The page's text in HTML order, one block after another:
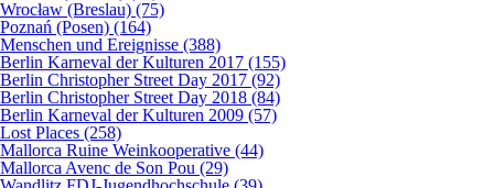
Wrocław (Breslau) (75)
Poznań (Posen) (164)
Menschen und Ereignisse (388)
Berlin Karneval der Kulturen 2017 (155)
Berlin Christopher Street Day 2017 (92)
Berlin Christopher Street Day 2018 (84)
Berlin Karneval der Kulturen 2009 (57)
Lost Places (258)
Mallorca Ruine Weinkooperative (44)
Mallorca Avenc de Son Pou (29)